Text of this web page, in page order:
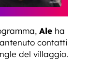
Ale ha
contatti
del villaggio.